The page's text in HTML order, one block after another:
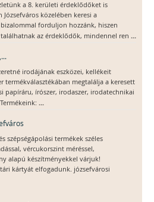
a 8. kerületi érdeklődőket is
közelében keresi a
forduljon hozzánk, hiszen
az érdeklődők, mindennel ren ...
irodájának eszközei, kellékeit
termékválasztékában megtalálja a keresett
papíráru, írószer, irodaszer, irodatechnikai
...
szépségápolási termékek széles
vércukorszint méréssel,
alapú készítményekkel várjuk!
kártyát elfogadunk. józsefvárosi